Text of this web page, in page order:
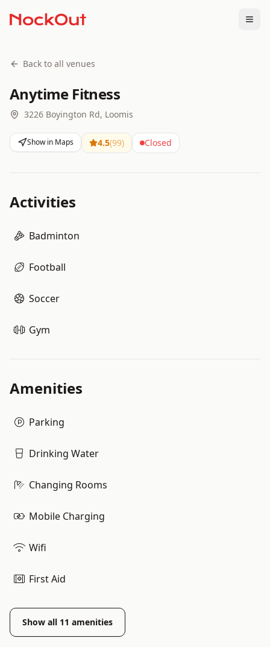
Back to all venues
Anytime Fitness
3226 Boyington Rd, Loomis
Show in Maps 4.5(99) Closed
Activities
Badminton
Football
Soccer
Gym
Amenities
Parking
Drinking Water
Changing Rooms
Mobile Charging
Wifi
First Aid
Show all 11 amenities